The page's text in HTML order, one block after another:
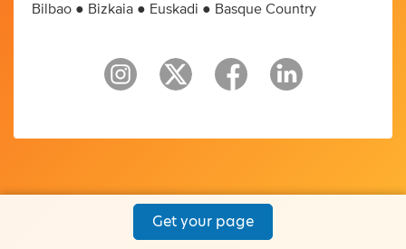
Bilbao ● Bizkaia ● Euskadi ● Basque Country
Get your page